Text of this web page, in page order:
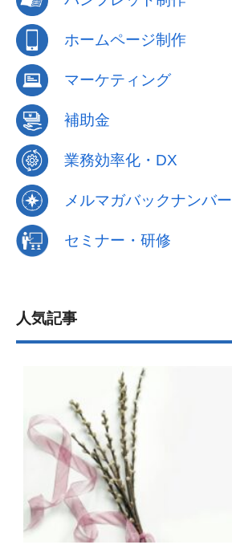
ホームページ制作
マーケティング
補助金
業務効率化・DX
メルマガバックナンバー
セミナー・研修
人気記事